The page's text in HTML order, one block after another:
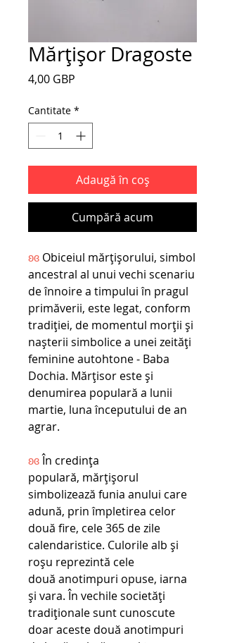
Mărțișor Dragoste
4,00 GBP
Cantitate *
Adaugă în coș
Cumpără acum
ʚɞ Obiceiul mărțișorului, simbol
ancestral al unui vechi scenariu
de înnoire a timpului în pragul
primăverii, este legat, conform
tradiției, de momentul morții și
nașterii simbolice a unei zeități
feminine autohtone - Baba
Dochia. Mărțisor este și
denumirea populară a lunii
martie, luna începutului de an
agrar.
ʚɞÎn credința
populară, mărțișorul
simbolizează funia anului care
adună, prin împletirea celor
două fire, cele 365 de zile
calendaristice. Culorile alb și
roșu reprezintă cele
două anotimpuri opuse, iarna
și vara. În vechile societăți
tradiționale sunt cunoscute
doar aceste două anotimpuri